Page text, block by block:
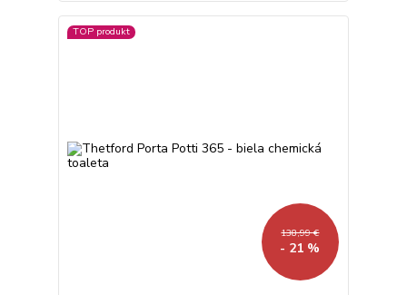
TOP produkt
138,99 €
- 21 %